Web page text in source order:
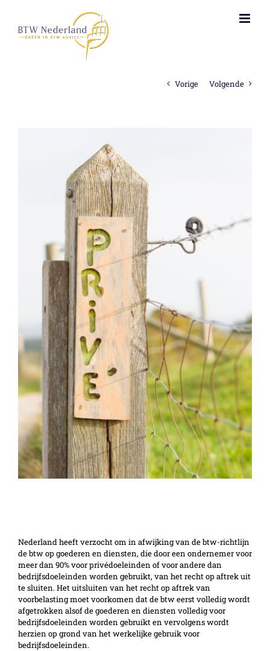
inhoud
Vorige Volgende
Nederland heeft verzocht om in afwijking van de btw-richtlijn
de btw op goederen en diensten, die door een ondernemer voor
meer dan 90% voor privédoeleinden of voor andere dan
bedrijfsdoeleinden worden gebruikt, van het recht op aftrek uit
te sluiten. Het uitsluiten van het recht op aftrek van
voorbelasting moet voorkomen dat de btw eerst volledig wordt
afgetrokken alsof de goederen en diensten volledig voor
bedrijfsdoeleinden worden gebruikt en vervolgens wordt
herzien op grond van het werkelijke gebruik voor
bedrijfsdoeleinden.